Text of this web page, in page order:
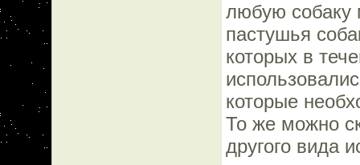
любую собаку
пастушья
которых в
которые
То же можно
другого вида